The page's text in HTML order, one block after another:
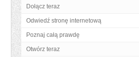
Dołącz teraz
Odwiedź stronę internetową
Poznaj całą prawdę
Otwórz teraz